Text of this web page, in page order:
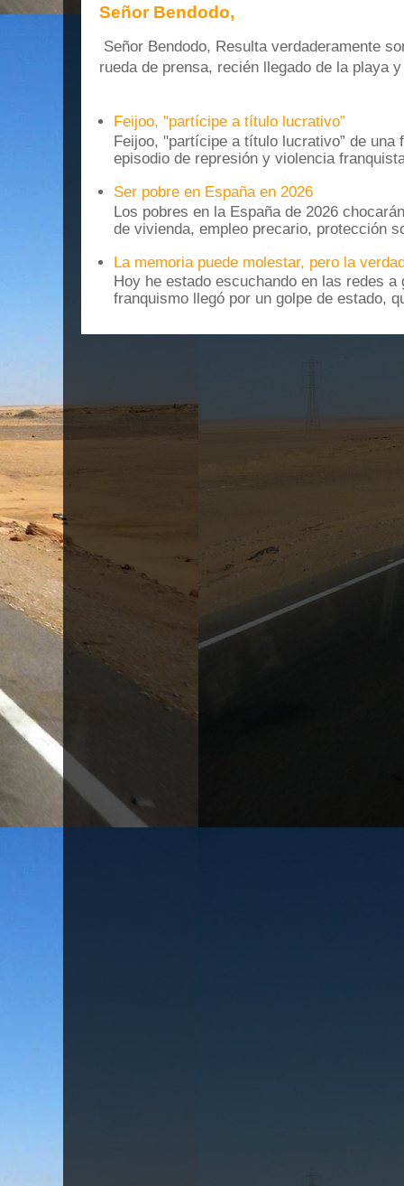
Señor Bendodo,
Señor Bendodo, Resulta verdaderamente
rueda de prensa, recién llegado de la playa
Feijoo, "partícipe a título lucrativo”
Feijoo, "partícipe a título lucrativo” de una
episodio de represión y violencia
Ser pobre en España en 2026
Los pobres en la España de 2026
de vivienda, empleo precario, protección
La memoria puede molestar, pero la
Hoy he estado escuchando en las redes
franquismo llegó por un golpe de estado,